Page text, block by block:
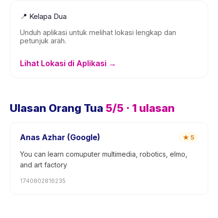
📍 Kelapa Dua
Unduh aplikasi untuk melihat lokasi lengkap dan
petunjuk arah.
Lihat Lokasi di Aplikasi →
Ulasan Orang Tua 5/5 · 1 ulasan
Anas Azhar (Google) ★ 5
You can learn comuputer multimedia, robotics, elmo,
and art factory
1740802816235